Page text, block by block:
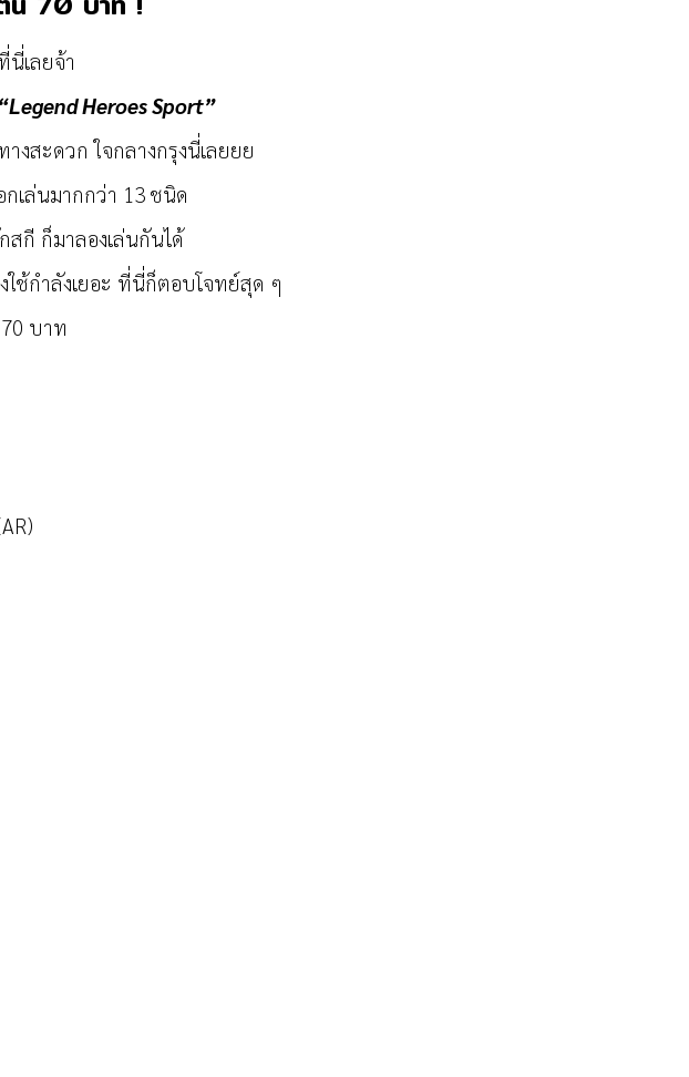
นี่เลยจ้า
“Legend Heroes Sport”
งสะดวก ใจกลางกรุงนี่เลยยย
กเล่นมากกว่า 13 ชนิด
กี ก็มาลองเล่นกันได้
ใช้กำลังเยอะ ที่นี่ก็ตอบโจทย์สุด ๆ
บาท